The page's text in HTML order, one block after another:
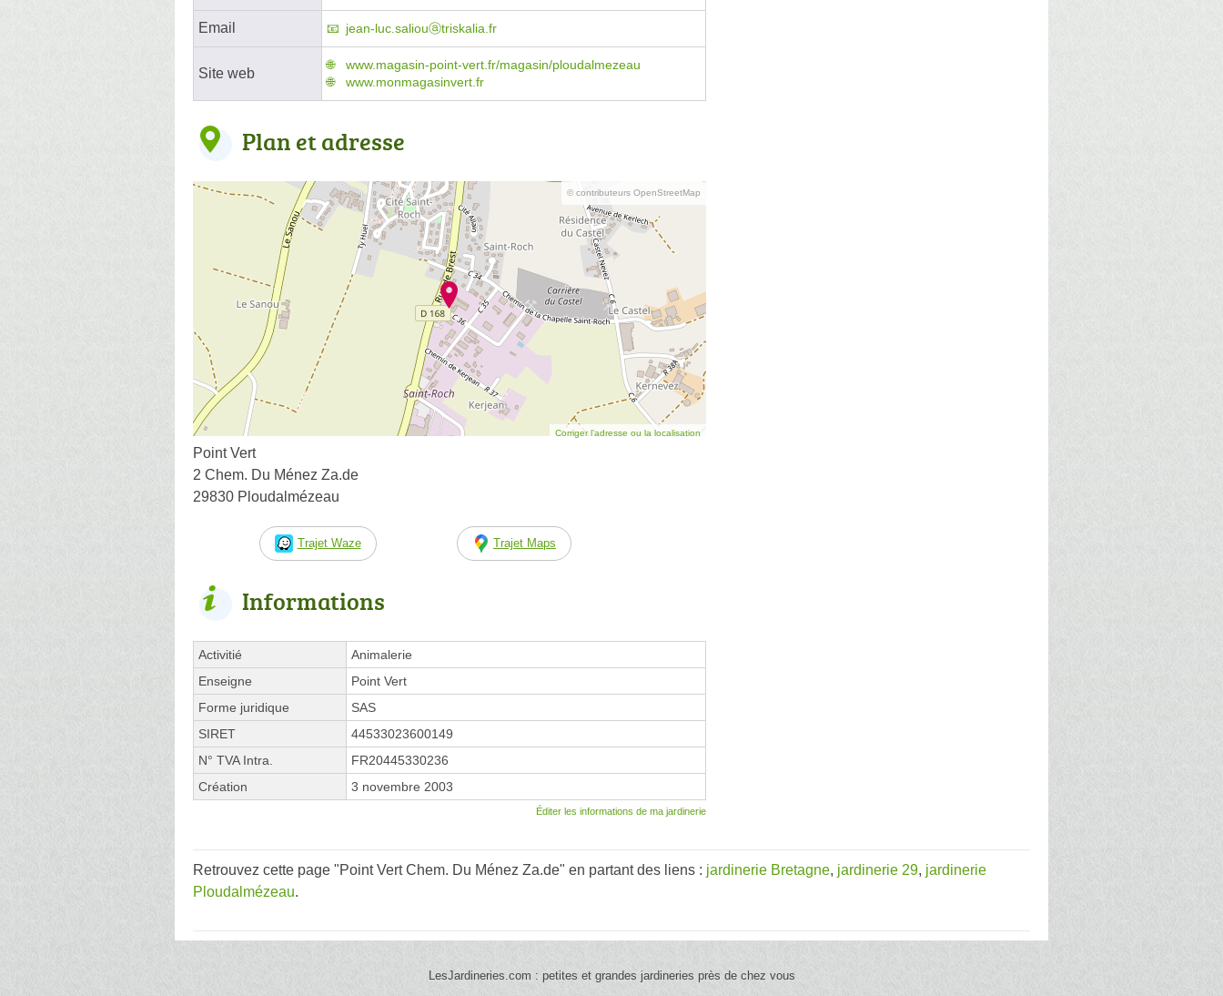
Email jean-luc.saliouⓐtriskalia.fr
Site web
www.magasin-point-vert.fr/magasin/ploudalmezeau
www.monmagasinvert.fr
Plan et adresse
© contributeurs OpenStreetMap
Corriger l’adresse ou la localisation
Point Vert
2 Chem. Du Ménez Za.de
29830 Ploudalmézeau
Trajet Waze Trajet Maps
Informations
Activitié
Animalerie
Enseigne
Point Vert
Forme juridique
SAS
SIRET
44533023600149
N° TVA Intra.
FR20445330236
Création
3 novembre 2003
Éditer les informations de ma jardinerie
Retrouvez cette page "Point Vert Chem. Du Ménez Za.de" en partant des liens : jardinerie Bretagne, jardinerie 29, jardinerie
Ploudalmézeau.
LesJardineries.com : petites et grandes jardineries près de chez vous